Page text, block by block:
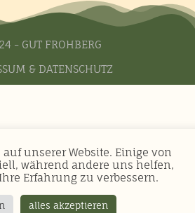
- GUT FROHBERG
& DATENSCHUTZ
unserer Website. Einige von
während andere uns helfen,
Erfahrung zu verbessern.
alles akzeptieren